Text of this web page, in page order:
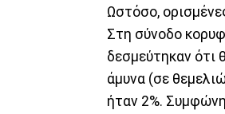
Ωστόσο,
Στη σύνοδο
δεσμεύτηκαν ότι
άμυνα (σε
ήταν 2%.